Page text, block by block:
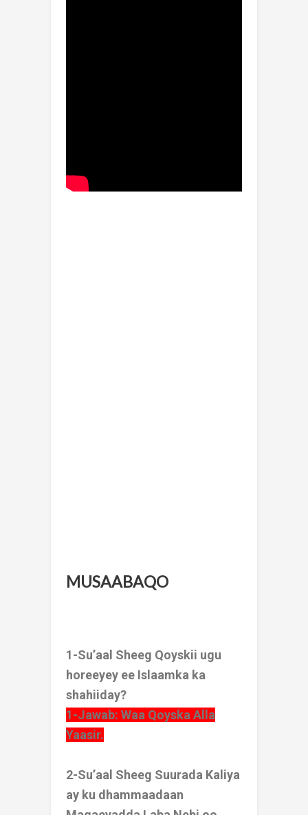
MUSAABAQO
1-Su’aal Sheeg Qoyskii ugu
horeeyey ee Islaamka ka
shahiiday?
1-Jawab: Waa Qoyska Alla
Yaasir.
2-Su’aal Sheeg Suurada Kaliya
ay ku dhammaadaan